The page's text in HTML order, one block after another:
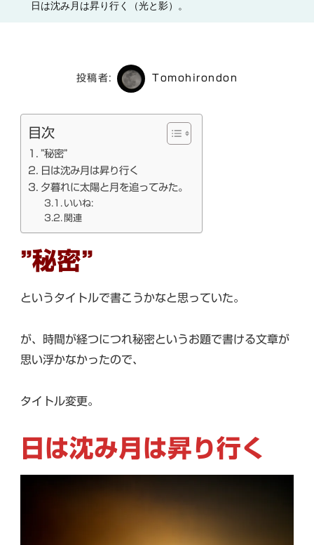
行
（光
と
日は沈み月は昇り行く（光と影）。
投稿者: Tomohirondon
目次
”秘密”
日は沈み月は昇り行く
夕暮れに太陽と月を追ってみた。
いいね:
関連
”秘密”
というタイトルで書こうかなと思っていた。
が、時間が経つにつれ秘密というお題で書ける文章が
思い浮かなかったので、
タイトル変更。
日は沈み月は昇り行く